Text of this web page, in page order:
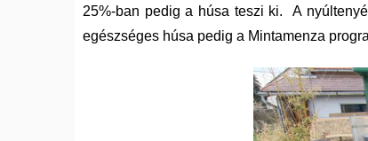
25%-ban pedig a húsa teszi ki. A
egészséges húsa pedig a Mintamenza